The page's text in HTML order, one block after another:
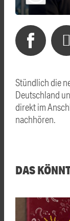
Stündlich die
Deutschland
direkt im
nachhören.
DAS